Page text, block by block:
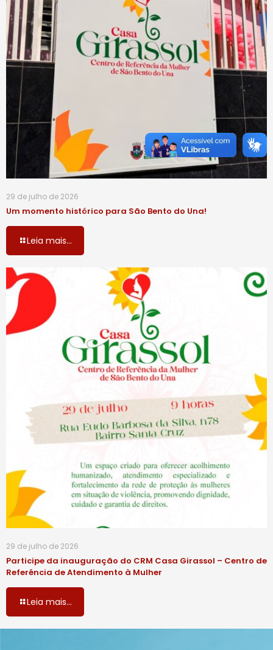
29 de julho de 2026
Um momento histórico para São Bento do Una!
Leia mais...
29 de julho de 2026
Participe da inauguração do CRM Casa Girassol – Centro de
Referência de Atendimento à Mulher
Leia mais...